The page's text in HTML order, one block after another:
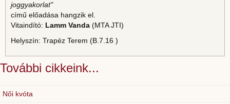
joggyakorlat"
című előadása hangzik el.
Vitaindító: Lamm Vanda (MTA JTI)
Helyszín: Trapéz Terem (B.7.16 )
További cikkeink...
Női kvóta